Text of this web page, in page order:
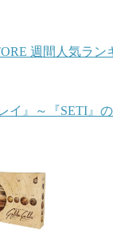
週間人気ラ
イ』～『SETI』